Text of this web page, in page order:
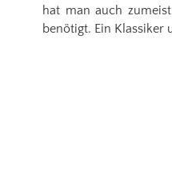
hat man auch
benötigt. Ein